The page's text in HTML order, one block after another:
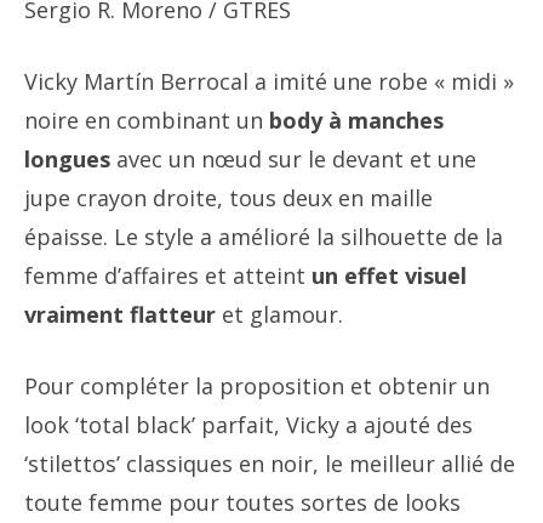
Sergio R. Moreno / GTRES
Vicky Martín Berrocal a imité une robe « midi »
noire en combinant un body à manches
longues avec un nœud sur le devant et une
jupe crayon droite, tous deux en maille
épaisse. Le style a amélioré la silhouette de la
femme d’affaires et atteint un effet visuel
vraiment flatteur et glamour.
Pour compléter la proposition et obtenir un
look ‘total black’ parfait, Vicky a ajouté des
‘stilettos’ classiques en noir, le meilleur allié de
toute femme pour toutes sortes de looks